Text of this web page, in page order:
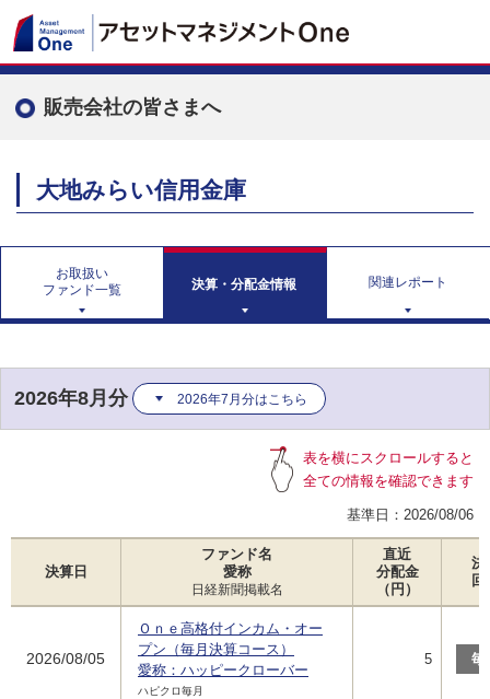
販売会社の皆さまへ
大地みらい信用金庫
お取扱い
ファンド一覧
決算・分配金情報 関連レポート
2026年8月分 2026年7月分はこちら
表を横にスクロールすると
全ての情報を確認できます
基準日： 2026/08/06
決算日
ファンド名
愛称
日経新聞掲載名
直近
分配金
（円）
決
回
2026/08/05
Ｏｎｅ高格付インカム・オー
プン（毎月決算コース）
愛称：ハッピークローバー
ハピクロ毎月
5 毎